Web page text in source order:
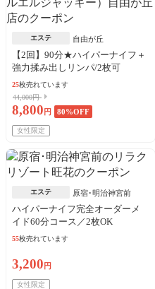
エステ 自由が丘
【2回】90分★ハイパーナイフ＋
強力揉み出しリンパ/2枚可
25枚売れています
44,000円
8,800 円 80%OFF
女性限定
エステ 原宿･明治神宮前
ハイパーナイフ完全オーダーメ
イド60分コース／2枚OK
55枚売れています
3,200 円
女性限定